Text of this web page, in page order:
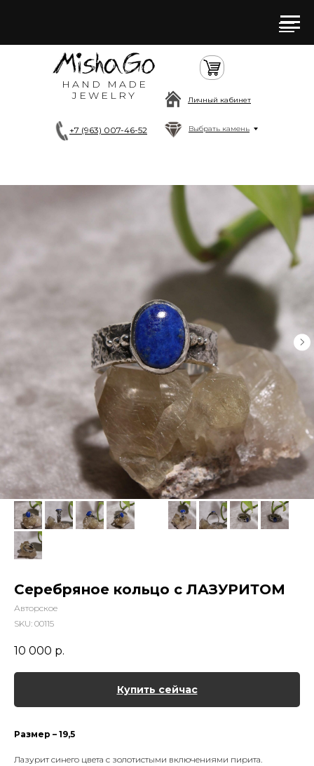
HAND MADE
JEWELRY
+7 (963) 007-46-52 Выбрать камень
Личный кабинет
Серебряное кольцо с ЛАЗУРИТОМ
Авторское
SKU: 00115
10 000 р.
Купить сейчас
Размер – 19,5
Лазурит синего цвета с золотистыми включениями пирита.